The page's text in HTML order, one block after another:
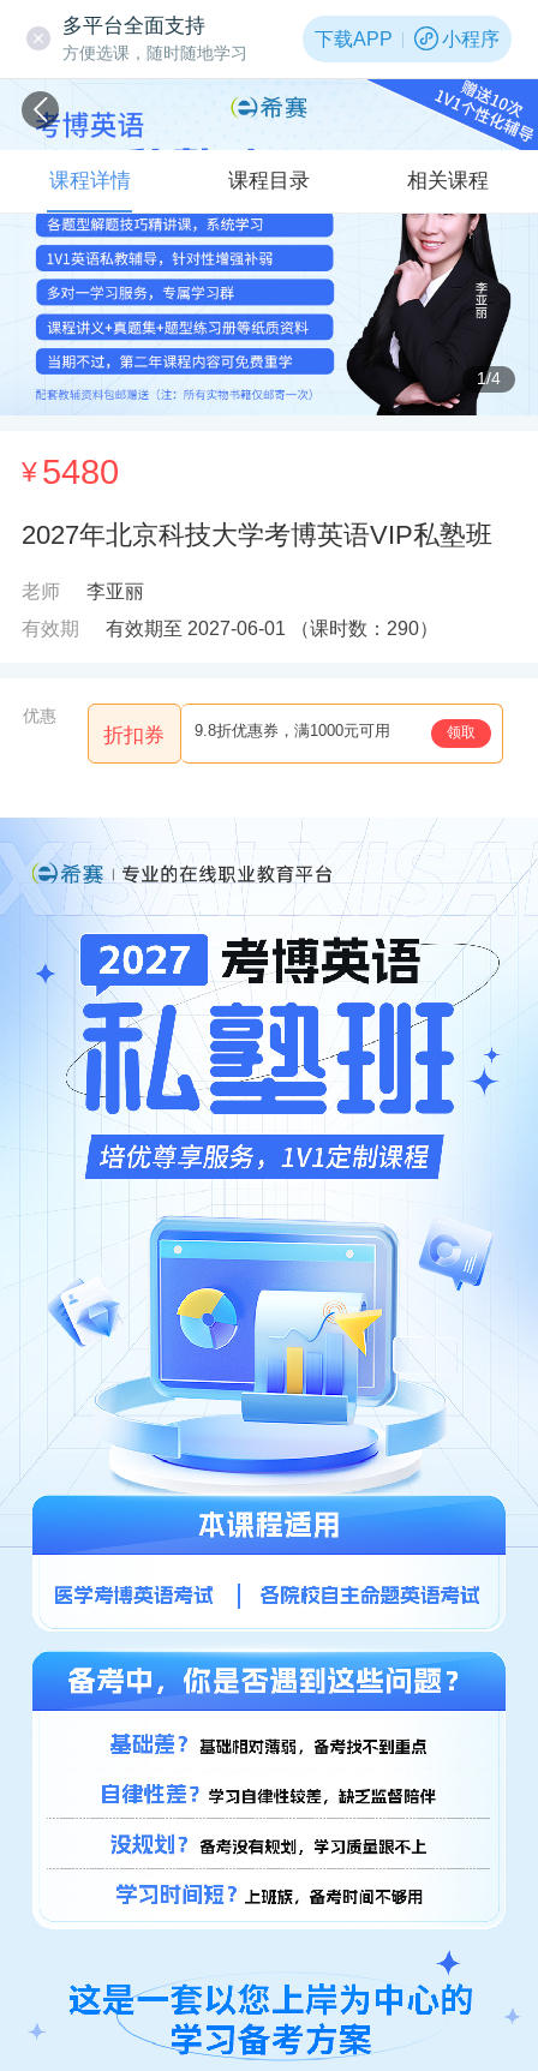
多平台全面支持
方便选课，随时随地学习
下载APP 小程序
1/4
¥5480
2027年北京科技大学考博英语VIP私塾班
老师
李亚丽
有效期
有效期至 2027-06-01 （课时数： 290）
优惠
折扣券 9.8折优惠券，满1000元可用 领取
课程详情 课程目录 相关课程